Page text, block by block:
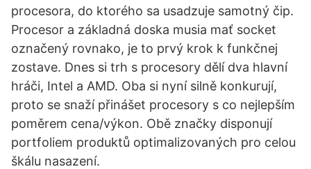
procesora, do ktorého sa usadzuje samotný čip.
Procesor a základná doska musia mať socket
označený rovnako, je to prvý krok k funkčnej
zostave. Dnes si trh s procesory dělí dva hlavní
hráči, Intel a AMD. Oba si nyní silně konkurují,
proto se snaží přinášet procesory s co nejlepším
poměrem cena/výkon. Obě značky disponují
portfoliem produktů optimalizovaných pro celou
škálu nasazení.